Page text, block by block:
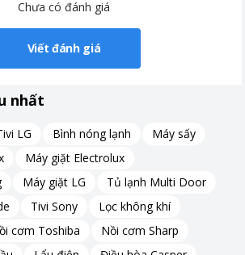
Chưa có đánh giá
Viết đánh giá
nhất
LG Bình nóng lạnh
Máy sấy
Máy giặt Electrolux
Máy giặt LG
Tủ lạnh Multi Door
Tivi Sony
Lọc không khí
cơm Toshiba
Nồi cơm Sharp